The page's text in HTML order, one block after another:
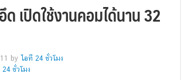
เปิดใช้งานคอมได้นาน 32
by ไอที 24 ชั่วโมง
ชั่วโมง